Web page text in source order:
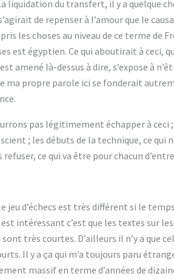
liquidation du transfert, il y a quelque
de repenser à l’amour que le
les choses au niveau de ce terme
est égyptien. Ce qui aboutirait à ceci,
amené là-dessus à dire, s’expose à
ma propre parole ici se fonderait
pas légitimement échapper à ceci
; les débuts de la technique, ce qui
ce qui va être pour chacun
jeu d’échecs est très différent si le
intéressant c’est que les textes sur
très courtes. D’ailleurs il n’y a que
Il y a ça qui m’a toujours paru
massif en terme d’années de